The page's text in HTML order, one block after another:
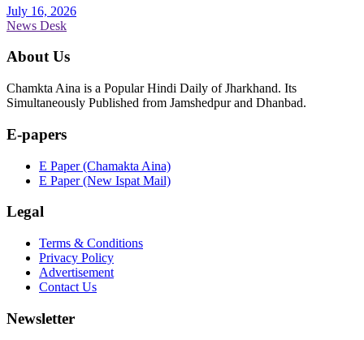
July 16, 2026
News Desk
About Us
Chamkta Aina is a Popular Hindi Daily of Jharkhand. Its
Simultaneously Published from Jamshedpur and Dhanbad.
E-papers
E Paper (Chamakta Aina)
E Paper (New Ispat Mail)
Legal
Terms & Conditions
Privacy Policy
Advertisement
Contact Us
Newsletter